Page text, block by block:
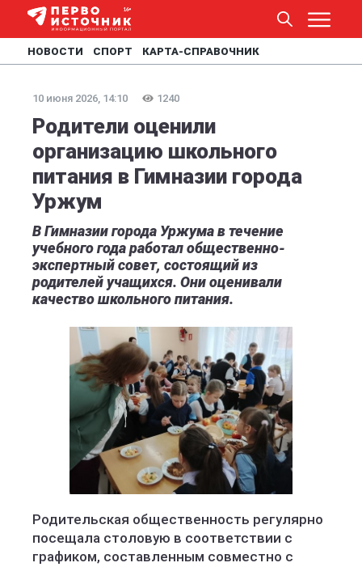
НОВОСТИ СПОРТ КАРТА-СПРАВОЧНИК
10 июня 2026, 14:10 1240
Родители оценили
организацию школьного
питания в Гимназии города
Уржум
В Гимназии города Уржума в течение
учебного года работал общественно-
экспертный совет, состоящий из
родителей учащихся. Они оценивали
качество школьного питания.
Родительская общественность регулярно
посещала столовую в соответствии с
графиком, составленным совместно с